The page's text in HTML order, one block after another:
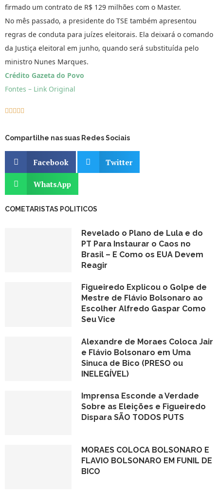
firmado um contrato de R$ 129 milhões com o Master.
No mês passado, a presidente do TSE também apresentou
regras de conduta para juízes eleitorais. Ela deixará o comando
da Justiça eleitoral em junho, quando será substituída pelo
ministro Nunes Marques.
Crédito Gazeta do Povo
Fontes – Link Original
    
Compartilhe nas suas Redes Sociais
Facebook Twitter
WhatsApp
COMETARISTAS POLITICOS
Revelado o Plano de Lula e do
PT Para Instaurar o Caos no
Brasil – E Como os EUA Devem
Reagir
Figueiredo Explicou o Golpe de
Mestre de Flávio Bolsonaro ao
Escolher Alfredo Gaspar Como
Seu Vice
Alexandre de Moraes Coloca Jair
e Flávio Bolsonaro em Uma
Sinuca de Bico (PRESO ou
INELEGÍVEL)
Imprensa Esconde a Verdade
Sobre as Eleições e Figueiredo
Dispara SÃO TODOS PUTS
MORAES COLOCA BOLSONARO E
FLAVIO BOLSONARO EM FUNIL DE
BICO